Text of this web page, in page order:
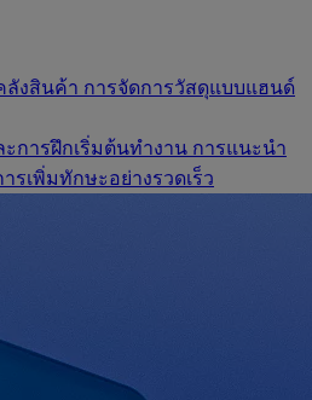
ลังสินค้า การจัดการวัสดุแบบแฮนด์
การฝึกเริ่มต้นทำงาน การแนะนำ
รเพิ่มทักษะอย่างรวดเร็ว